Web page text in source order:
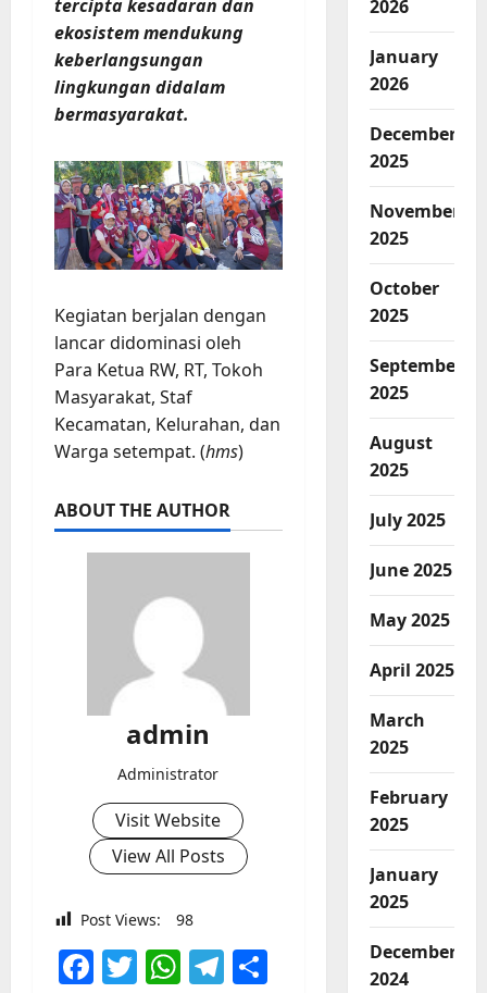
tercipta kesadaran dan
ekosistem mendukung
keberlangsungan
lingkungan didalam
bermasyarakat.
Kegiatan berjalan dengan
lancar didominasi oleh
Para Ketua RW, RT, Tokoh
Masyarakat, Staf
Kecamatan, Kelurahan, dan
Warga setempat. (hms)
ABOUT THE AUTHOR
admin
Administrator
Visit Website
View All Posts
Post Views: 98
Facebook
Twitter
WhatsApp
Telegram
2026
January
2026
December
2025
November
2025
October
2025
September
2025
August
2025
July 2025
June 2025
May 2025
April 2025
March
2025
February
2025
January
2025
December
2024